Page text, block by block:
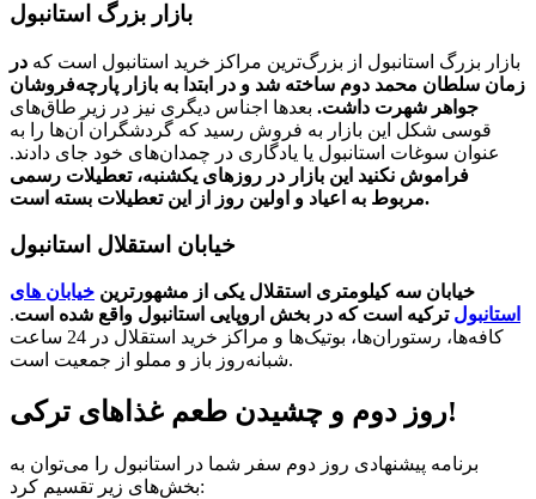
بازار بزرگ استانبول
بازار بزرگ استانبول از بزرگ‌ترین مراکز خرید استانبول است که در
زمان سلطان محمد دوم ساخته شد و در ابتدا به بازار پارچه‌فروشان
جواهر شهرت داشت. بعدها اجناس دیگری نیز در زیر طاق‌های
قوسی شکل این بازار به فروش رسید که گردشگران آن‌ها را به
عنوان سوغات استانبول یا یادگاری در چمدان‌های خود جای دادند.
فراموش نکنید این بازار در روزهای یکشنبه، تعطیلات رسمی
مربوط به اعیاد و اولین روز از این تعطیلات بسته است.
خیابان استقلال استانبول
خیابان سه کیلومتری استقلال یکی از مشهورترین خیابان های
استانبول ترکیه است که در بخش اروپایی استانبول واقع شده است.
کافه‌ها، رستوران‌ها، بوتیک‌ها و مراکز خرید استقلال در 24 ساعت
شبانه‌روز باز و مملو از جمعیت است.
روز دوم و چشیدن طعم غذاهای ترکی!
برنامه پیشنهادی روز دوم سفر شما در استانبول را می‌توان به
بخش‌های زیر تقسیم کرد: